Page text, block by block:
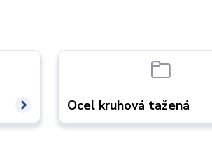
Ocel kruhová tažená